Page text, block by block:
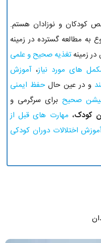
کودکان و نوزادان هستم.
به مطالعه گسترده در زمینه
زمینه تغذیه صحیح و علمی
های مورد نیاز،آموزش
و در عین حالحفظ ایمنی
صحیح برای سرگرمی و
کودک، مهارت های قبل از
اختلالات دوران کودکی